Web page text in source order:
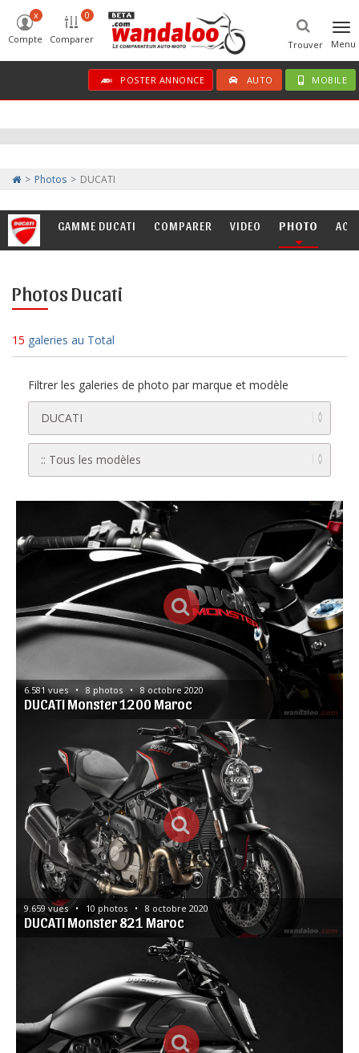
Menu
Trouver
x
Compte
0
Comparer
POSTER ANNONCE AUTO MOBILE
Photos DUCATI
GAMME DUCATI COMPARER VIDEO PHOTO
Photos Ducati
15 galeries au Total
Filtrer les galeries de photo par marque et modèle
6.581 vues   •   8 photos   •   8 octobre 2020
DUCATI Monster 1200 Maroc
9.659 vues   •   10 photos   •   8 octobre 2020
DUCATI Monster 821 Maroc